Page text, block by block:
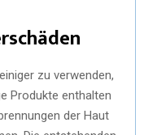
zu verwenden,
Produkte enthalten
der Haut